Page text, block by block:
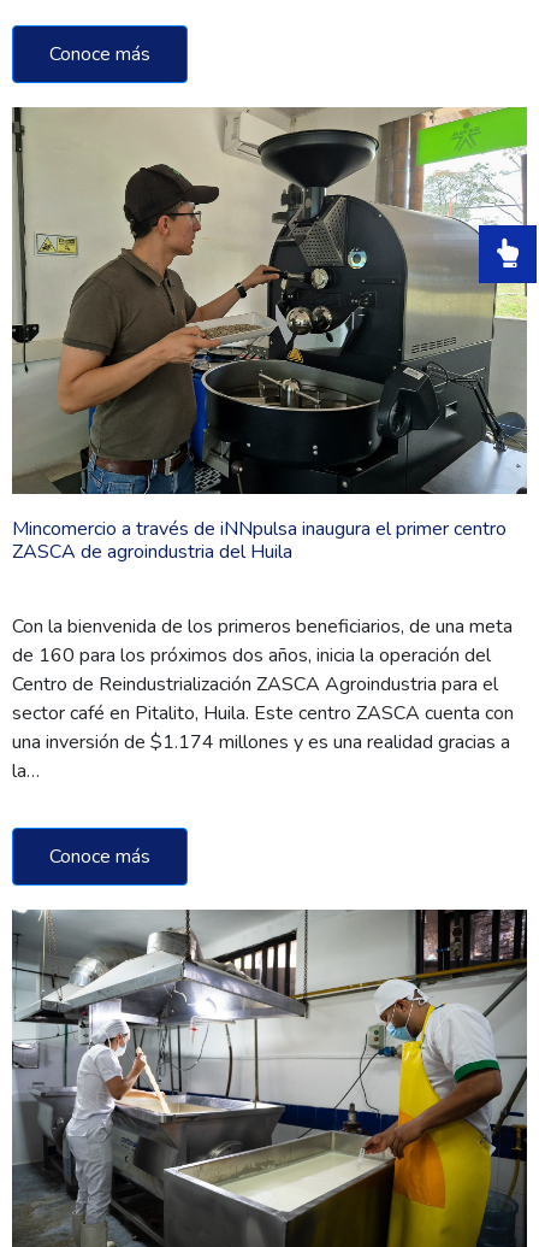
Conoce más
Mincomercio a través de iNNpulsa inaugura el primer centro
ZASCA de agroindustria del Huila
Con la bienvenida de los primeros beneficiarios, de una meta
de 160 para los próximos dos años, inicia la operación del
Centro de Reindustrialización ZASCA Agroindustria para el
sector café en Pitalito, Huila. Este centro ZASCA cuenta con
una inversión de $1.174 millones y es una realidad gracias a
la…
Conoce más